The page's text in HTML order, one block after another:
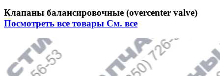
Клапаны балансировочные (overcenter valve)
Посмотреть все товары См. все